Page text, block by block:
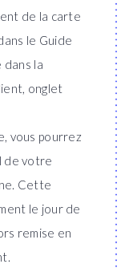
de la carte
le Guide
la
onglet
vous pourrez
de votre
Cette
le jour de
remise en